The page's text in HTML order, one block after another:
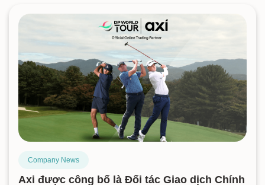
Company News
Axi được công bố là Đối tác Giao dịch Chính